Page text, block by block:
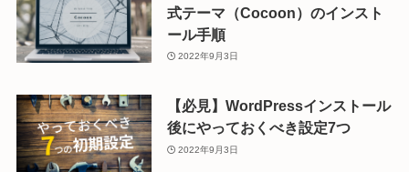
式テーマ（Cocoon）のインスト
ール手順
2022年9月3日
【必見】WordPressインストール
後にやっておくべき設定7つ
2022年9月3日